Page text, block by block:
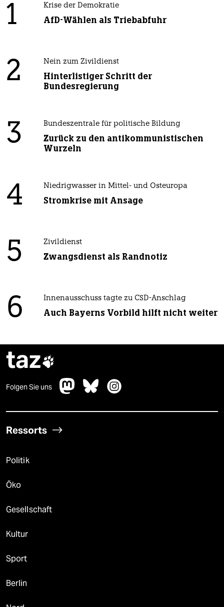
1 Krise der Demokratie
AfD-Wählen als Triebabfuhr
2 Nein zum Zivildienst
Hinterlistiger Schritt der
Bundesregierung
3 Bundeszentrale für politische Bildung
Zurück zu den antikommunistischen
Wurzeln
4 Niedrigwasser in Mittel- und Osteuropa
Stromkrise mit Ansage
5 Zivildienst
Zwangsdienst als Randnotiz
6 Innenausschuss tagte zu CSD-Anschlag
Auch Bayerns Vorbild hilft nicht weiter
taz
Folgen Sie uns
Ressorts
Politik
Öko
Gesellschaft
Kultur
Sport
Berlin